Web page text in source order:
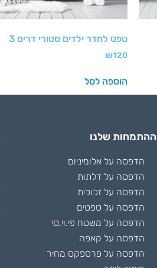
טפט לחדר ילדים סטורי דרים 3
₪120
הוספה לסל
ההתמחות שלנו
הדפסה על אלומיניום
הדפסה על דלתות
הדפסה על זכוכית
הדפסה על טפטים
הדפסה על משטח פי.וי.סי
הדפסה על קאפה
הדפסה על פרספקס מחיר